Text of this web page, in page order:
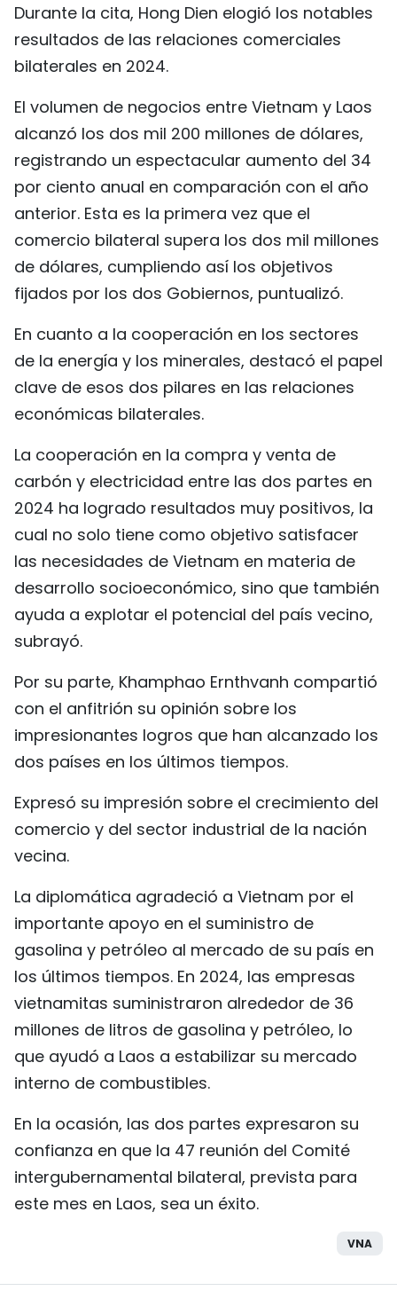
ENGLISH
中文
FRANÇAIS
РУССКИЙ
Durante la cita, Hong Dien elogió los notables
resultados de las relaciones comerciales
bilaterales en 2024.
El volumen de negocios entre Vietnam y Laos
alcanzó los dos mil 200 millones de dólares,
registrando un espectacular aumento del 34
por ciento anual en comparación con el año
anterior. Esta es la primera vez que el
comercio bilateral supera los dos mil millones
de dólares, cumpliendo así los objetivos
fijados por los dos Gobiernos, puntualizó.
En cuanto a la cooperación en los sectores
de la energía y los minerales, destacó el papel
clave de esos dos pilares en las relaciones
económicas bilaterales.
La cooperación en la compra y venta de
carbón y electricidad entre las dos partes en
2024 ha logrado resultados muy positivos, la
cual no solo tiene como objetivo satisfacer
las necesidades de Vietnam en materia de
desarrollo socioeconómico, sino que también
ayuda a explotar el potencial del país vecino,
subrayó.
Por su parte, Khamphao Ernthvanh compartió
con el anfitrión su opinión sobre los
impresionantes logros que han alcanzado los
dos países en los últimos tiempos.
Expresó su impresión sobre el crecimiento del
comercio y del sector industrial de la nación
vecina.
La diplomática agradeció a Vietnam por el
importante apoyo en el suministro de
gasolina y petróleo al mercado de su país en
los últimos tiempos. En 2024, las empresas
vietnamitas suministraron alrededor de 36
millones de litros de gasolina y petróleo, lo
que ayudó a Laos a estabilizar su mercado
interno de combustibles.
En la ocasión, las dos partes expresaron su
confianza en que la 47 reunión del Comité
intergubernamental bilateral, prevista para
este mes en Laos, sea un éxito.
VNA